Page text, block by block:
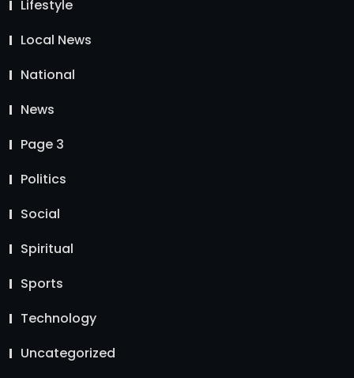
Lifestyle
Local News
National
News
Page 3
Politics
Social
Spiritual
Sports
Technology
Uncategorized